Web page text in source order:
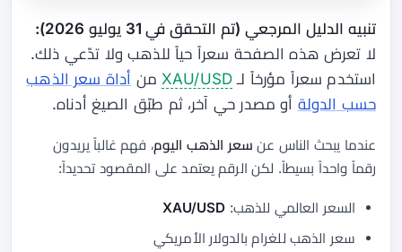
تنبيه الدليل المرجعي (تم التحقق في 31 يوليو 2026):
لا تعرض هذه الصفحة سعراً حياً للذهب ولا تدّعي ذلك.
استخدم سعراً مؤرخاً لـXAU/USDمن أداة سعر الذهب
حسب الدولة أو مصدر حي آخر، ثم طبّق الصيغ أدناه.
عندما يبحث الناس عن سعر الذهب اليوم، فهم غالباً يريدون
رقماً واحداً بسيطاً. لكن الرقم يعتمد على المقصود تحديداً:
السعر العالمي للذهب: XAU/USD
سعر الذهب للغرام بالدولار الأمريكي